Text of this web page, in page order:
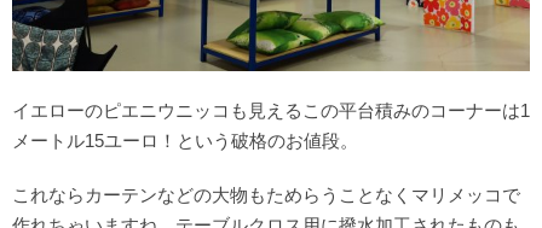
イエローのピエニウニッコも見えるこの平台積みのコーナーは1
メートル15ユーロ！という破格のお値段。
これならカーテンなどの大物もためらうことなくマリメッコで